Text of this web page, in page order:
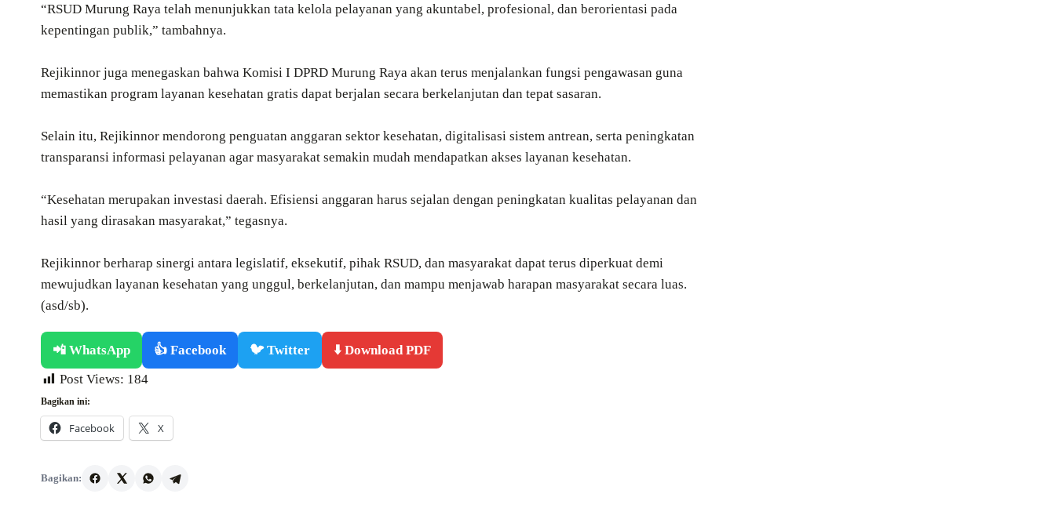
“RSUD Murung Raya telah menunjukkan tata kelola pelayanan yang akuntabel, profesional, dan berorientasi pada
kepentingan publik,” tambahnya.
Rejikinnor juga menegaskan bahwa Komisi I DPRD Murung Raya akan terus menjalankan fungsi pengawasan guna
memastikan program layanan kesehatan gratis dapat berjalan secara berkelanjutan dan tepat sasaran.
Selain itu, Rejikinnor mendorong penguatan anggaran sektor kesehatan, digitalisasi sistem antrean, serta peningkatan
transparansi informasi pelayanan agar masyarakat semakin mudah mendapatkan akses layanan kesehatan.
“Kesehatan merupakan investasi daerah. Efisiensi anggaran harus sejalan dengan peningkatan kualitas pelayanan dan
hasil yang dirasakan masyarakat,” tegasnya.
Rejikinnor berharap sinergi antara legislatif, eksekutif, pihak RSUD, dan masyarakat dapat terus diperkuat demi
mewujudkan layanan kesehatan yang unggul, berkelanjutan, dan mampu menjawab harapan masyarakat secara luas.
(asd/sb).
📲 WhatsApp 👍 Facebook 🐦 Twitter
⬇️ Download PDF
Post Views: 184
Bagikan ini:
Facebook X
Bagikan: